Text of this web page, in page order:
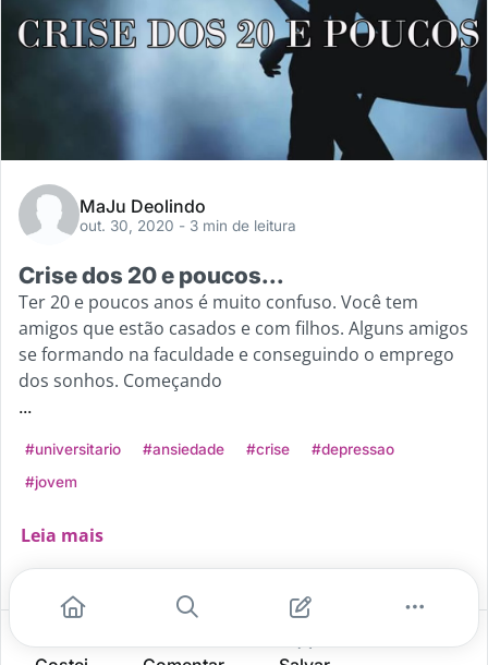
MaJu Deolindo
out. 30, 2020 - 3 min de leitura
Crise dos 20 e poucos...
Ter 20 e poucos anos é muito confuso. Você tem
amigos que estão casados e com filhos. Alguns amigos
se formando na faculdade e conseguindo o emprego
dos sonhos. Começando
...
#universitario #ansiedade #crise
#depressao
#jovem
Leia mais
1